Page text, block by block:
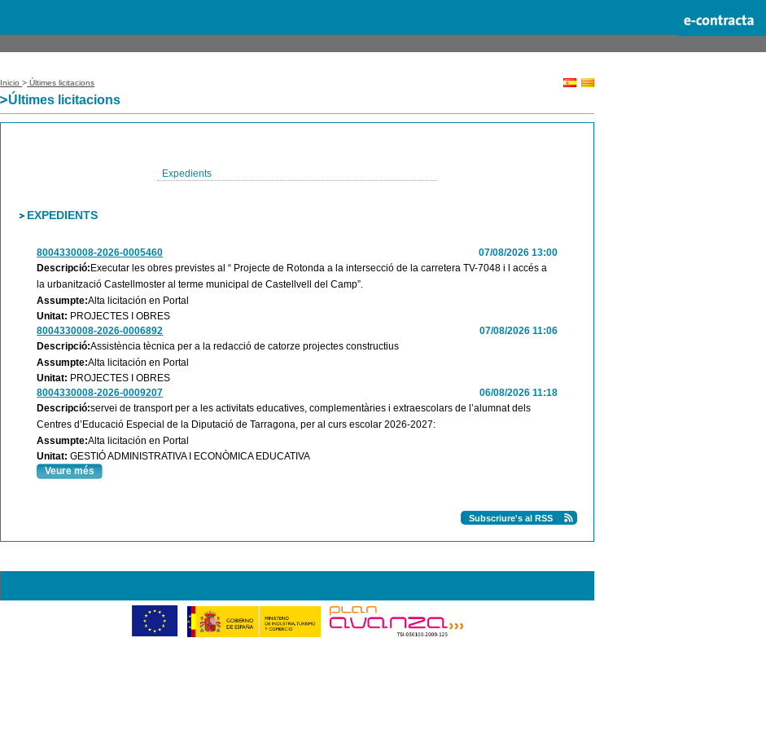
Inicio> Últimes licitacions
Últimes licitacions
Expedients
EXPEDIENTS
07/08/2026 13:00
8004330008-2026-0005460
Descripció:Executar les obres previstes al “ Projecte de Rotonda a la intersecció de la carretera TV-7048 i l accés a
la urbanització Castellmoster al terme municipal de Castellvell del Camp”.
Assumpte:Alta licitación en Portal
Unitat: PROJECTES I OBRES
07/08/2026 11:06
8004330008-2026-0006892
Descripció:Assistència tècnica per a la redacció de catorze projectes constructius
Assumpte:Alta licitación en Portal
Unitat: PROJECTES I OBRES
06/08/2026 11:18
8004330008-2026-0009207
Descripció:servei de transport per a les activitats educatives, complementàries i extraescolars de l’alumnat dels
Centres d’Educació Especial de la Diputació de Tarragona, per al curs escolar 2026-2027:
Assumpte:Alta licitación en Portal
Unitat:GESTIÓ ADMINISTRATIVA I ECONÒMICA EDUCATIVA
Veure més
Subscriure's al RSS